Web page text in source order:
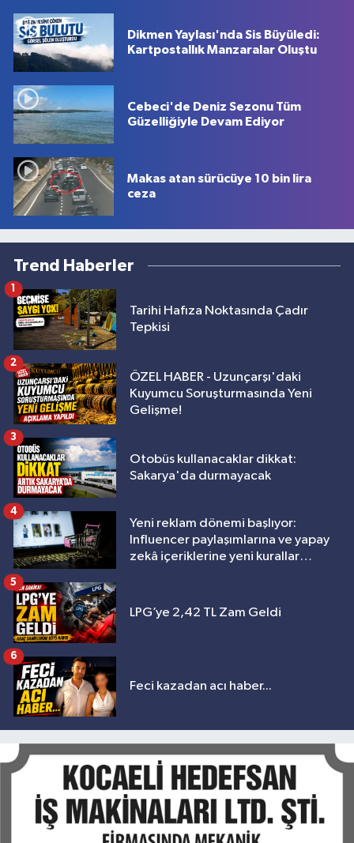
Dikmen Yaylası'nda Sis Büyüledi:
Kartpostallık Manzaralar Oluştu
Cebeci'de Deniz Sezonu Tüm
Güzelliğiyle Devam Ediyor
Makas atan sürücüye 10 bin lira
ceza
Trend Haberler
Tarihi Hafıza Noktasında Çadır
Tepkisi
ÖZEL HABER - Uzunçarşı'daki
Kuyumcu Soruşturmasında Yeni
Gelişme!
2
Otobüs kullanacaklar dikkat:
Sakarya'da durmayacak
3
Yeni reklam dönemi başlıyor:
Influencer paylaşımlarına ve yapay
zekâ içeriklerine yeni kurallar
4
LPG’ye 2,42 TL Zam Geldi
5
Feci kazadan acı haber...
6